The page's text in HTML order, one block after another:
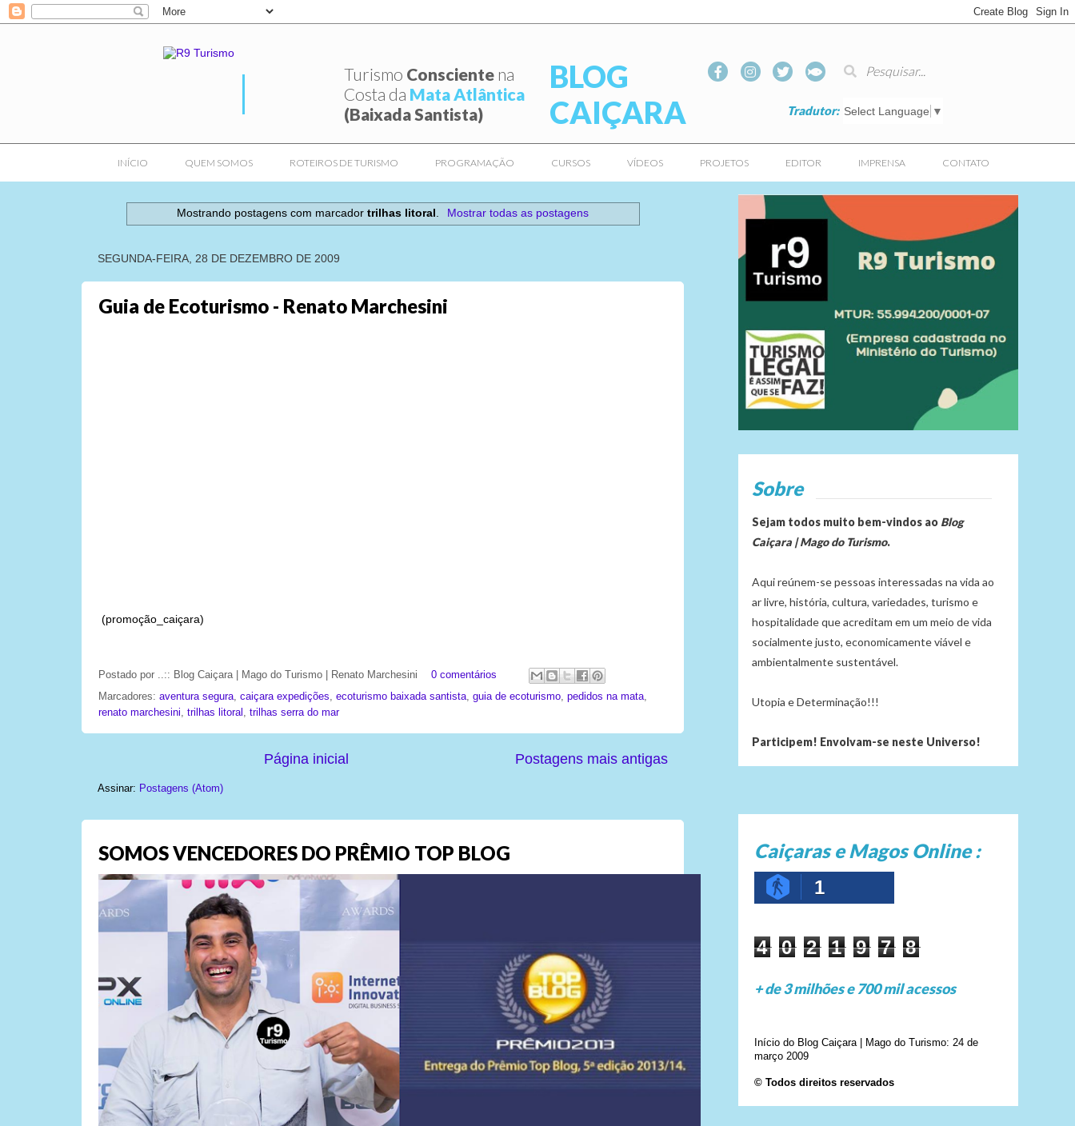
Turismo Consciente na
Costa da Mata Atlântica
(Baixada Santista)
BLOG
CAIÇARA
Select Language ▼
Tradutor:
INÍCIO QUEM SOMOS ROTEIROS DE TURISMO PROGRAMAÇÃO CURSOS VÍDEOS PROJETOS EDITOR IMPRENSA CONTATO
Mostrando postagens com marcadortrilhas litoral Mostrar todas as postagens
SEGUNDA-FEIRA, 28 DE DEZEMBRO DE 2009
Guia de Ecoturismo - Renato Marchesini
(promoção_caiçara)
Postado por ..:: Blog Caiçara | Mago do Turismo | Renato Marchesini
0 comentários
Marcadores: aventura segura caiçara expedições ecoturismo baixada santista guia de ecoturismo pedidos na mata
renato marchesini
trilhas litoral trilhas serra do mar
Postagens mais antigas
Página inicial
Assinar: Postagens (Atom)
SOMOS VENCEDORES DO PRÊMIO TOP BLOG
Sobre
Sejam todos muito bem-vindos ao Blog
Caiçara | Mago do Turismo.
Aqui reúnem-se pessoas interessadas na vida ao
ar livre, história, cultura, variedades, turismo e
hospitalidade que acreditam em um meio de vida
socialmente justo, economicamente viável e
ambientalmente sustentável.
Utopia e Determinação!!!
Participem! Envolvam-se neste Universo!
Caiçaras e Magos Online :
1
4 0 2 1 9 7 8
+ de 3 milhões e 700 mil acessos
Início do Blog Caiçara | Mago do Turismo: 24 de
março 2009
© Todos direitos reservados